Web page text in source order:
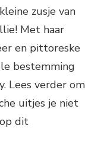
zusje van
Met haar
en pittoreske
bestemming
Lees verder om
uitjes je niet
dit